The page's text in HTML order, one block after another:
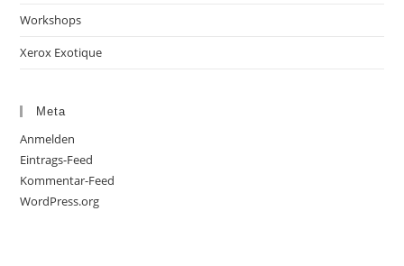
Workshops
Xerox Exotique
Meta
Anmelden
Eintrags-Feed
Kommentar-Feed
WordPress.org